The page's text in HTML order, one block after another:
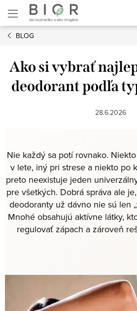
obsah
BLOG
Ako si vybrať
deodorant podľa
28.6.2026
Nie každý sa potí rovnako.
v lete, iný pri strese a niekto po
preto neexistuje jeden
pre všetkých. Dobrá správa ale
deodoranty už dávno nie sú len
Mnohé obsahujú aktívne látky,
regulovať zápach a zároveň